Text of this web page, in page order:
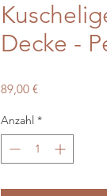
Decke -
89,00 €Preis
Anzahl *